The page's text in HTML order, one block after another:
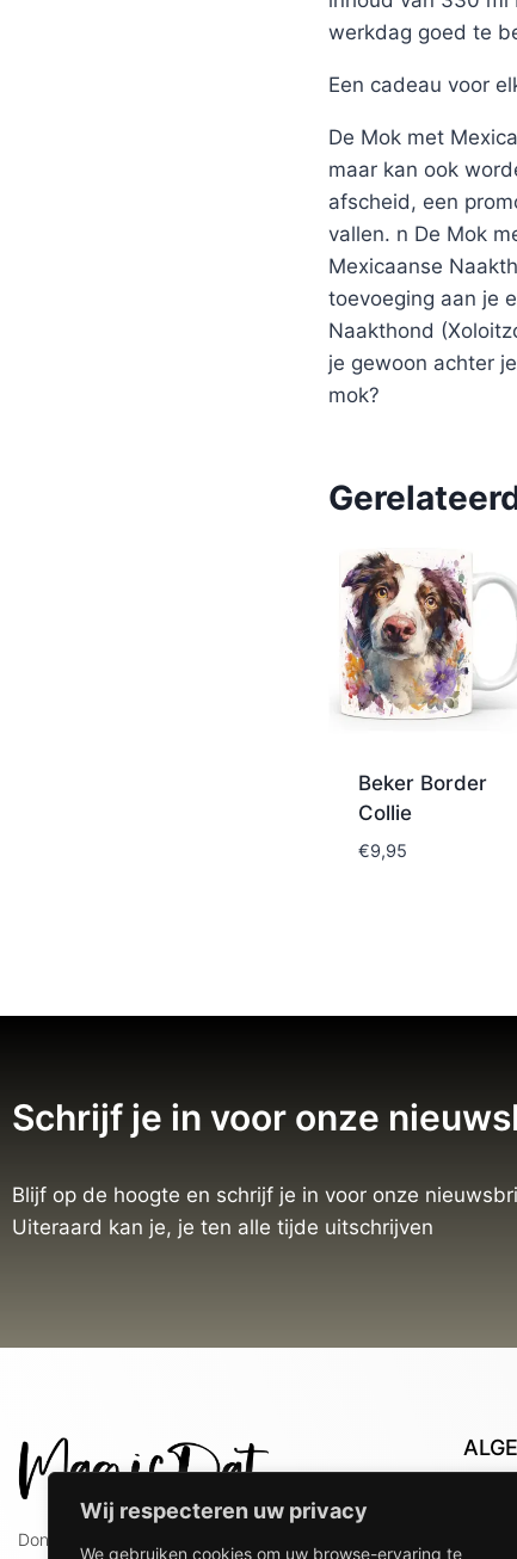
Wij respecteren uw privacy
We gebruiken cookies om uw browse-ervaring te
werkdag goed te
Een cadeau voor
De Mok met
maar kan ook
afscheid, een
vallen. n De Mok
Mexicaanse
toevoeging aan je
Naakthond
je gewoon achter
mok?
Beker Border
Collie
€9,95
Schrijf je in voor onze
Blijf op de hoogte en schrijf je in voor onze
Uiteraard kan je, je ten alle tijde uitschrijven
Doniaweg 9